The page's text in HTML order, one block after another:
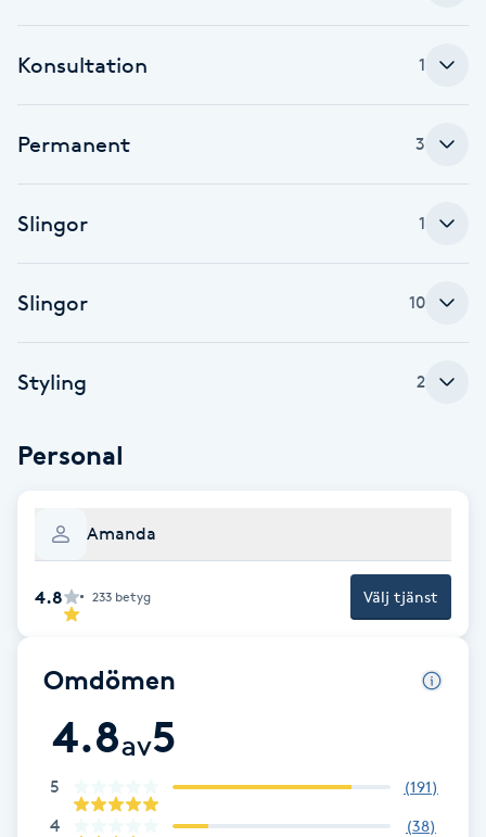
Faceliftmassage
Fet hårbotten
Fibromassage
Fillers
Fotmassage
Fotsvamp
Fransar
Fransborttagning
Fransfärgning
Fransförlängning
Fransförlängning Megavolym
Konsultation 1
Permanent 3
Slingor 1
Slingor 10
Styling 2
Personal
Amanda
4.8 233 betyg Välj tjänst
Omdömen
4.8av5
5 (191)
4 (38)